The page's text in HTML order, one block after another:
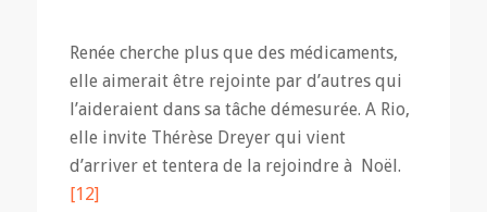
Renée cherche plus que des médicaments,
elle aimerait être rejointe par d’autres qui
l’aideraient dans sa tâche démesurée. A Rio,
elle invite Thérèse Dreyer qui vient
d’arriver et tentera de la rejoindre à Noël.
[12]